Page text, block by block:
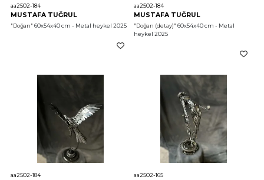
aa2502-184
MUSTAFA TUĞRUL
"Doğan" 60x54x40 cm - Metal heykel 2025
aa2502-184
MUSTAFA TUĞRUL
"Doğan (detay)" 60x54x40 cm - Metal
heykel 2025
aa2502-184 aa2502-165